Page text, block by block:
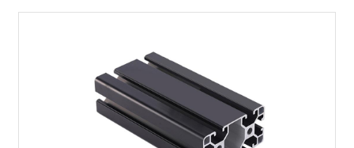
tik jūsų nurodytu adresu.
Profilių Ilgis gali būti su 1 mm paklaida.
Dėl klausimų ir užsakymų kitokių ilgių galite kreptis el.paštu.
Kad matytumėte kainą pasirinkite ilgį.